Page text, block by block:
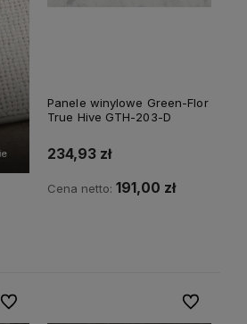
Panele winylowe Green-Flor
True Hive GTH-203-D
234,93 zł
Cena netto: 191,00 zł
Do ulubionych Do